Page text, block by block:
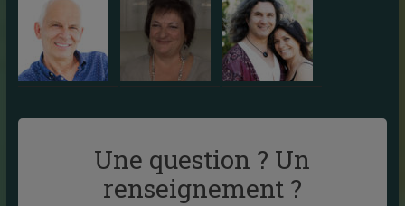
Une question ? Un
renseignement ?